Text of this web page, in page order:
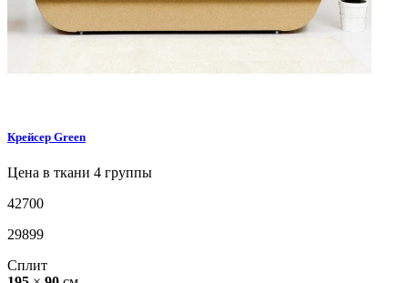
Крейсер Green
Цена в ткани 4 группы
42700
29899
Сплит